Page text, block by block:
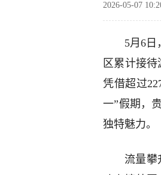
2026-05-07
5月6
区累计接待
凭借超过
一”假期，
独特魅力。
流量攀